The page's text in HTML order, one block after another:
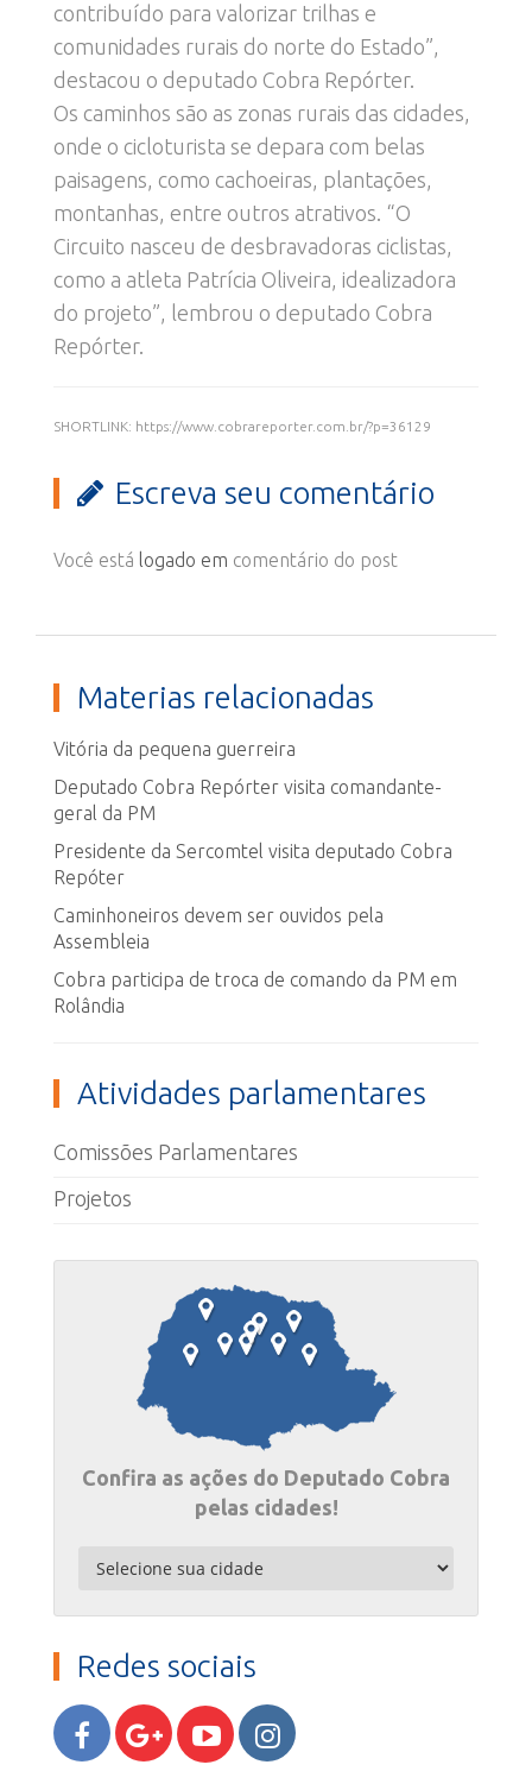
contribuído para valorizar trilhas e
comunidades rurais do norte do Estado”,
destacou o deputado Cobra Repórter.
Os caminhos são as zonas rurais das cidades,
onde o cicloturista se depara com belas
paisagens, como cachoeiras, plantações,
montanhas, entre outros atrativos. “O
Circuito nasceu de desbravadoras ciclistas,
como a atleta Patrícia Oliveira, idealizadora
do projeto”, lembrou o deputado Cobra
Repórter.
SHORTLINK: https://www.cobrareporter.com.br/?p=36129
Escreva seu comentário
Você está logado em comentário do post
Materias relacionadas
Vitória da pequena guerreira
Deputado Cobra Repórter visita comandante-
geral da PM
Presidente da Sercomtel visita deputado Cobra
Repóter
Caminhoneiros devem ser ouvidos pela
Assembleia
Cobra participa de troca de comando da PM em
Rolândia
Atividades parlamentares
Comissões Parlamentares
Projetos
Confira as ações do Deputado Cobra
pelas cidades!
Redes sociais